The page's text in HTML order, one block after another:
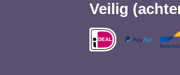
Veilig